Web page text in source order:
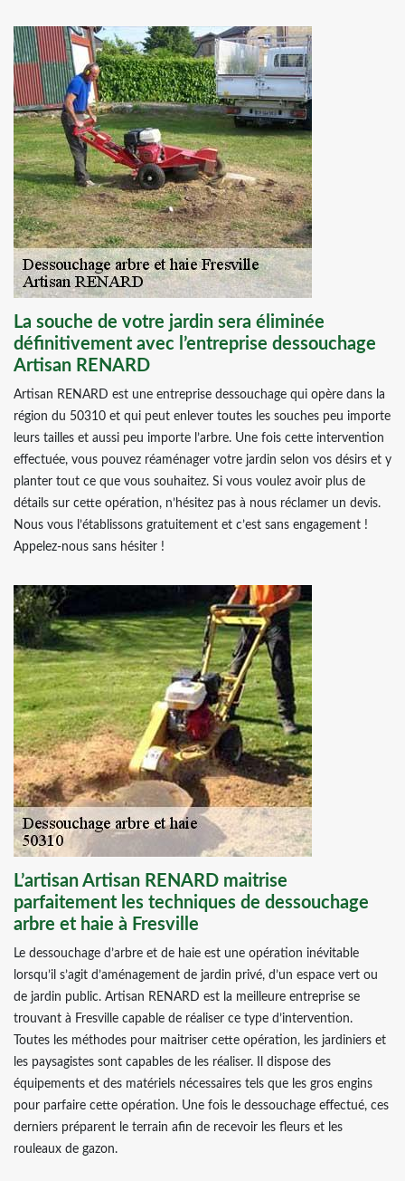
La souche de votre jardin sera éliminée
définitivement avec l’entreprise dessouchage
Artisan RENARD
Artisan RENARD est une entreprise dessouchage qui opère dans la
région du 50310 et qui peut enlever toutes les souches peu importe
leurs tailles et aussi peu importe l’arbre. Une fois cette intervention
effectuée, vous pouvez réaménager votre jardin selon vos désirs et y
planter tout ce que vous souhaitez. Si vous voulez avoir plus de
détails sur cette opération, n’hésitez pas à nous réclamer un devis.
Nous vous l’établissons gratuitement et c’est sans engagement !
Appelez-nous sans hésiter !
L’artisan Artisan RENARD maitrise
parfaitement les techniques de dessouchage
arbre et haie à Fresville
Le dessouchage d’arbre et de haie est une opération inévitable
lorsqu’il s’agit d’aménagement de jardin privé, d’un espace vert ou
de jardin public. Artisan RENARD est la meilleure entreprise se
trouvant à Fresville capable de réaliser ce type d’intervention.
Toutes les méthodes pour maitriser cette opération, les jardiniers et
les paysagistes sont capables de les réaliser. Il dispose des
équipements et des matériels nécessaires tels que les gros engins
pour parfaire cette opération. Une fois le dessouchage effectué, ces
derniers préparent le terrain afin de recevoir les fleurs et les
rouleaux de gazon.